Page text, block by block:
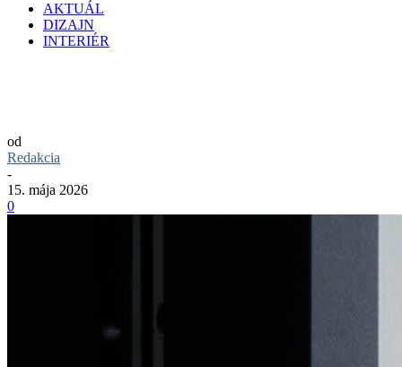
AKTUÁL
DIZAJN
INTERIÉR
od
Redakcia
-
15. mája 2026
0